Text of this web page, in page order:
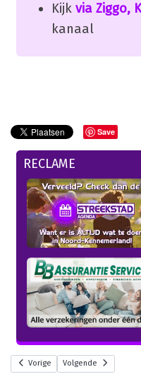
Kijk via Ziggo,
kanaal
Save
RECLAME
Vorige Volgende